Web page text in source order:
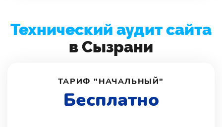
Технический аудит сайта
в Сызрани
ТАРИФ "НАЧАЛЬНЫЙ"
Бесплатно